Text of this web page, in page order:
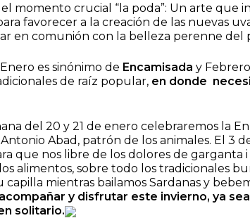
momento crucial “la poda”: Un arte que
favorecer a la creación de las nuevas
en comunión con la belleza perenne del
es sinónimo de Encamisada y
de raíz popular, en donde
del 20 y 21 de enero celebraremos la
Abad, patrón de los animales. El 3
que nos libre de los dolores de garganta i
alimentos, sobre todo los tradicionales
capilla mientras bailamos Sardanas y
y disfrutar este invierno, ya
solitario.